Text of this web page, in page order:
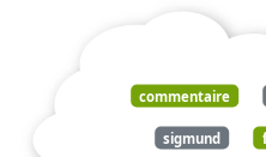
commentaire
sigmund